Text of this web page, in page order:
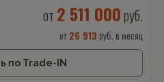
от 2 511 000руб.
от26 913 руб. в месяц
по Trade-IN